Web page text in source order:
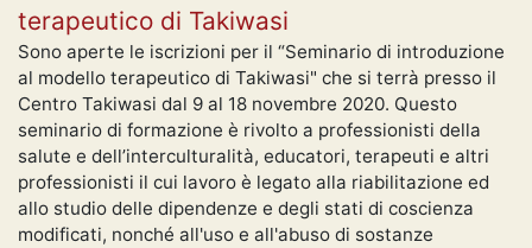
terapeutico di Takiwasi
Sono aperte le iscrizioni per il “Seminario di introduzione
al modello terapeutico di Takiwasi" che si terrà presso il
Centro Takiwasi dal 9 al 18 novembre 2020. Questo
seminario di formazione è rivolto a professionisti della
salute e dell’interculturalità, educatori, terapeuti e altri
professionisti il cui lavoro è legato alla riabilitazione ed
allo studio delle dipendenze e degli stati di coscienza
modificati, nonché all'uso e all'abuso di sostanze